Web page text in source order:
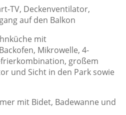
TV, Deckenventilator,
auf den Balkon
mit
Mikrowelle, 4-
großem
und Sicht in den Park sowie
mit Bidet, Badewanne und